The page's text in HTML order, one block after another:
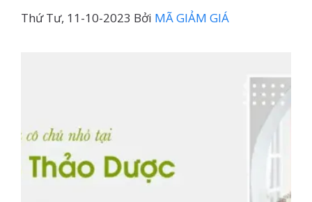
Thứ Tư, 11-10-2023 Bởi MÃ GIẢM GIÁ